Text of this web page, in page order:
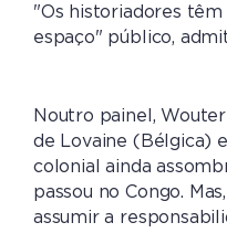
"Os historiadores
espaço" público,
Noutro painel,
de Lovaine (Bélgica)
colonial ainda
passou no Congo.
assumir a